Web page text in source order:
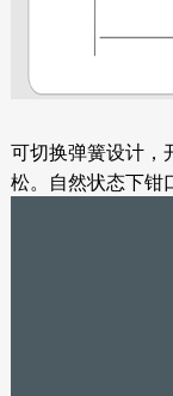
可切换弹簧设计，
松。自然状态下钳